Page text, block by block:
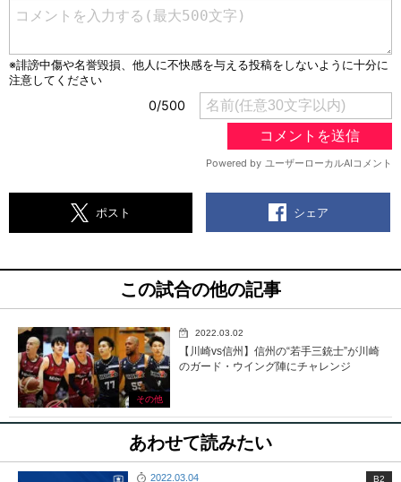
ポスト シェア
この試合の他の記事
その他
2022.03.02
【川崎vs信州】信州の“若手三銃士”が川崎
のガード・ウイング陣にチャレンジ
あわせて読みたい
2022.03.04 B2